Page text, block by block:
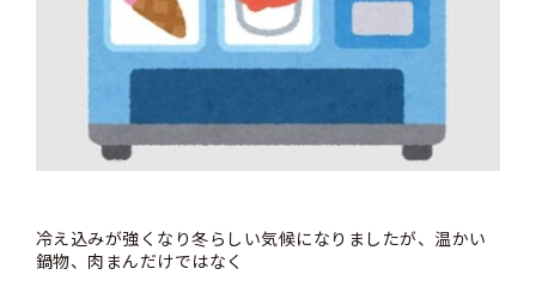
冷え込みが強くなり冬らしい気候になりましたが、温かい
鍋物、肉まんだけではなく